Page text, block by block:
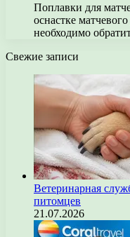
Поплавки для
оснастке
необходимо
Свежие записи
Ветеринарная
питомцев
21.07.2026